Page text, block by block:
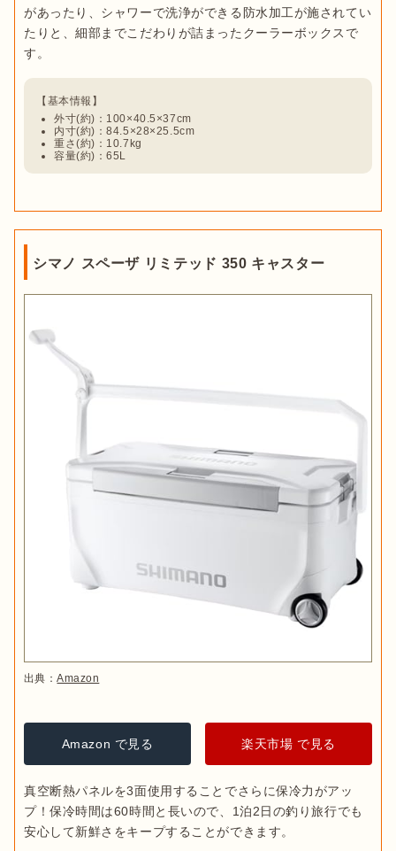
があったり、シャワーで洗浄ができる防水加工が施されてい
たりと、細部までこだわりが詰まったクーラーボックスで
外寸(約)：100×40.5×37cm
内寸(約)：84.5×28×25.5cm
重さ(約)：10.7kg
容量(約)：65L
シマノ スペーザ リミテッド 350 キャスター
出典：Amazon
Amazon で見る 楽天市場 で見る
真空断熱パネルを3面使用することでさらに保冷力がアッ
プ！保冷時間は60時間と長いので、1泊2日の釣り旅行でも